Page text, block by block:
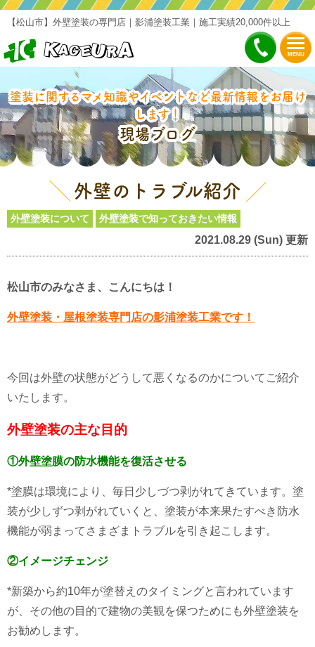
MENU
【松山市】外壁塗装の専門店｜影浦塗装工業｜施工実績20,000件以上
塗装に関するマメ知識やイベントなど最新情報をお届け
します！
現場ブログ
外壁のトラブル紹介
外壁塗装について 外壁塗装で知っておきたい情報
2021.08.29 (Sun) 更新
松山市のみなさま、こんにちは！
外壁塗装・屋根塗装専門店の影浦塗装工業です！
今回は外壁の状態がどうして悪くなるのかについてご紹介
いたします。
外壁塗装の主な目的
①外壁塗膜の防水機能を復活させる
*塗膜は環境により、毎日少しづつ剥がれてきています。塗
装が少しずつ剥がれていくと、塗装が本来果たすべき防水
機能が弱まってさまざまトラブルを引き起こします。
②イメージチェンジ
*新築から約10年が塗替えのタイミングと言われています
が、その他の目的で建物の美観を保つためにも外壁塗装を
お勧めします。